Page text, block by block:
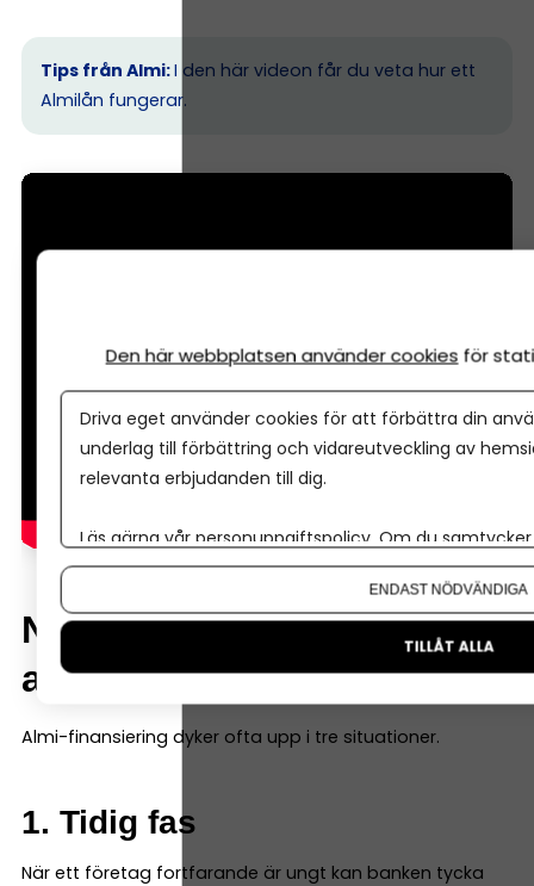
Tips från Almi:I den här videon får du veta hur ett
Almilån fungerar.
När brukar Almi-lån vara
aktuella?
Almi-finansiering dyker ofta upp i tre situationer.
1. Tidig fas
När ett företag fortfarande är ungt kan banken tycka
Den här webbplatsen använder cookies för
Driva eget använder cookies för att förbättra din
underlag till förbättring och vidareutveckling av
relevanta erbjudanden till dig.
Läs gärna vår personuppgiftspolicy. Om du
Om du vill ändra ditt val i efterhand hittar du den
ENDAST NÖDVÄNDIGA
TILLÅT ALLA